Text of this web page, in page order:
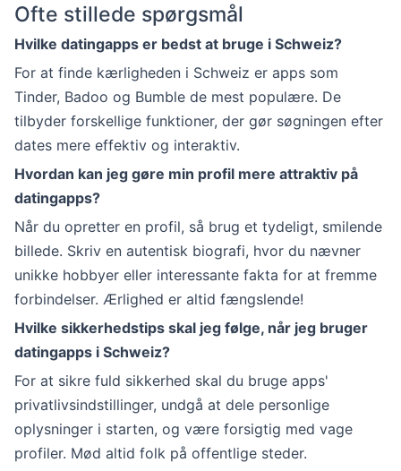
Ofte stillede spørgsmål
Hvilke datingapps er bedst at bruge i Schweiz?
For at finde kærligheden i Schweiz er apps som
Tinder, Badoo og Bumble de mest populære. De
tilbyder forskellige funktioner, der gør søgningen efter
dates mere effektiv og interaktiv.
Hvordan kan jeg gøre min profil mere attraktiv på
datingapps?
Når du opretter en profil, så brug et tydeligt, smilende
billede. Skriv en autentisk biografi, hvor du nævner
unikke hobbyer eller interessante fakta for at fremme
forbindelser. Ærlighed er altid fængslende!
Hvilke sikkerhedstips skal jeg følge, når jeg bruger
datingapps i Schweiz?
For at sikre fuld sikkerhed skal du bruge apps'
privatlivsindstillinger, undgå at dele personlige
oplysninger i starten, og være forsigtig med vage
profiler. Mød altid folk på offentlige steder.